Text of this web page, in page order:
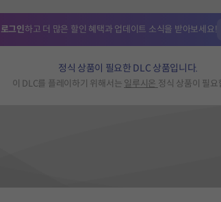
로그인하고 더 많은 할인 혜택과 업데이트 소식을 받아보세요!
정식 상품이 필요한 DLC 상품입니다.
이 DLC를 플레이하기 위해서는 일루시온 정식 상품이 필요